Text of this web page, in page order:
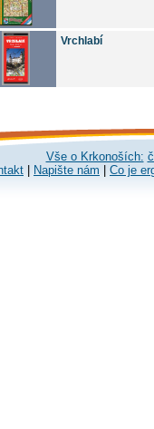
Vrchlabí
Vše o Krkonoších:
Napište nám Co je